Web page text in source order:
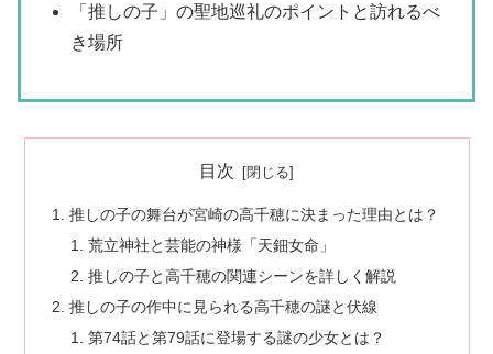
「推しの子」の聖地巡礼のポイントと訪れるべ
き場所
目次
推しの子の舞台が宮崎の高千穂に決まった理由とは？
荒立神社と芸能の神様「天鈿女命」
推しの子と高千穂の関連シーンを詳しく解説
推しの子の作中に見られる高千穂の謎と伏線
第74話と第79話に登場する謎の少女とは？